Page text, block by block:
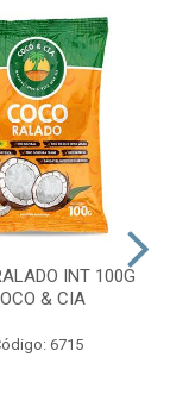
INT 100G
& CIA
6715